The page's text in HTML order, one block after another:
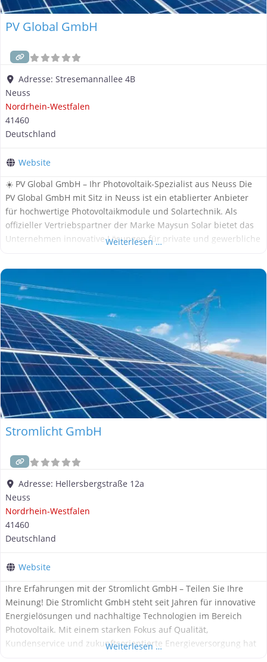
PV Global GmbH
Adresse: Stresemannallee 4B
Neuss
Nordrhein-Westfalen
41460
Deutschland
Website
☀️ PV Global GmbH – Ihr Photovoltaik-Spezialist aus Neuss Die
PV Global GmbH mit Sitz in Neuss ist ein etablierter Anbieter
für hochwertige Photovoltaikmodule und Solartechnik. Als
offizieller Vertriebspartner der Marke Maysun Solar bietet das
Unternehmen innovative Lösungen für private und gewerbliche
leistungsstarkeSolarmodulewie die TWISUN Pro-TOPCon, IBC
und HJT mit
Weiterlesen …
Stromlicht GmbH
Adresse: Hellersbergstraße 12a
Neuss
Nordrhein-Westfalen
41460
Deutschland
Website
Ihre Erfahrungen mit der Stromlicht GmbH – Teilen Sie Ihre
Meinung! Die Stromlicht GmbH steht seit Jahren für innovative
Energielösungen und nachhaltige Technologien im Bereich
Photovoltaik. Mit einem starken Fokus auf Qualität,
Kundenservice und zukunftsorientierte Energieversorgung hat
Weiterlesen …